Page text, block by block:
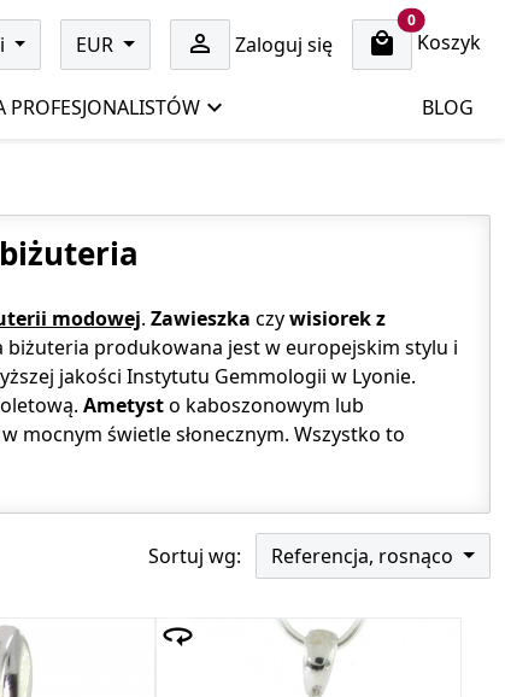
EUR Zaloguj się 
0cart items
Koszyk
PROFESJONALISTÓW BLOG
modowej. Zawieszka czywisiorek z
biżuteria produkowana jest w europejskim stylu i
jakości Instytutu Gemmologii w Lyonie.
Ametysto kaboszonowym lub
mocnym świetle słonecznym. Wszystko to
półszlachetnym kamieniem są synonimem
biżuteria pasuje do każdej osoby.
Sortuj wg: Referencja, rosnąco